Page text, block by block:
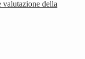
valutazione della